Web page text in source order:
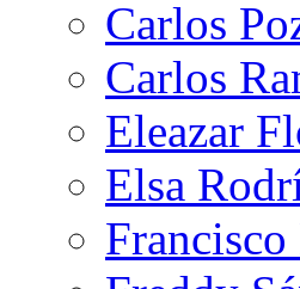
Carlos
Carlos
Eleazar
Elsa